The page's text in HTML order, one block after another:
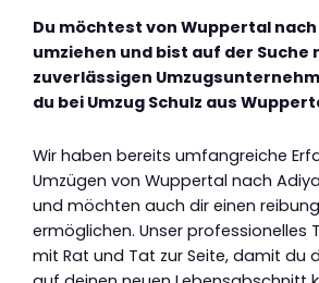
Du möchtest von Wuppertal
umziehen und bist auf der Suche
zuverlässigen
du bei Umzug Schulz aus
Wir haben bereits umfangreiche
Umzügen von Wuppertal nach
und möchten auch dir einen
ermöglichen. Unser professionelles
mit Rat und Tat zur Seite, damit du